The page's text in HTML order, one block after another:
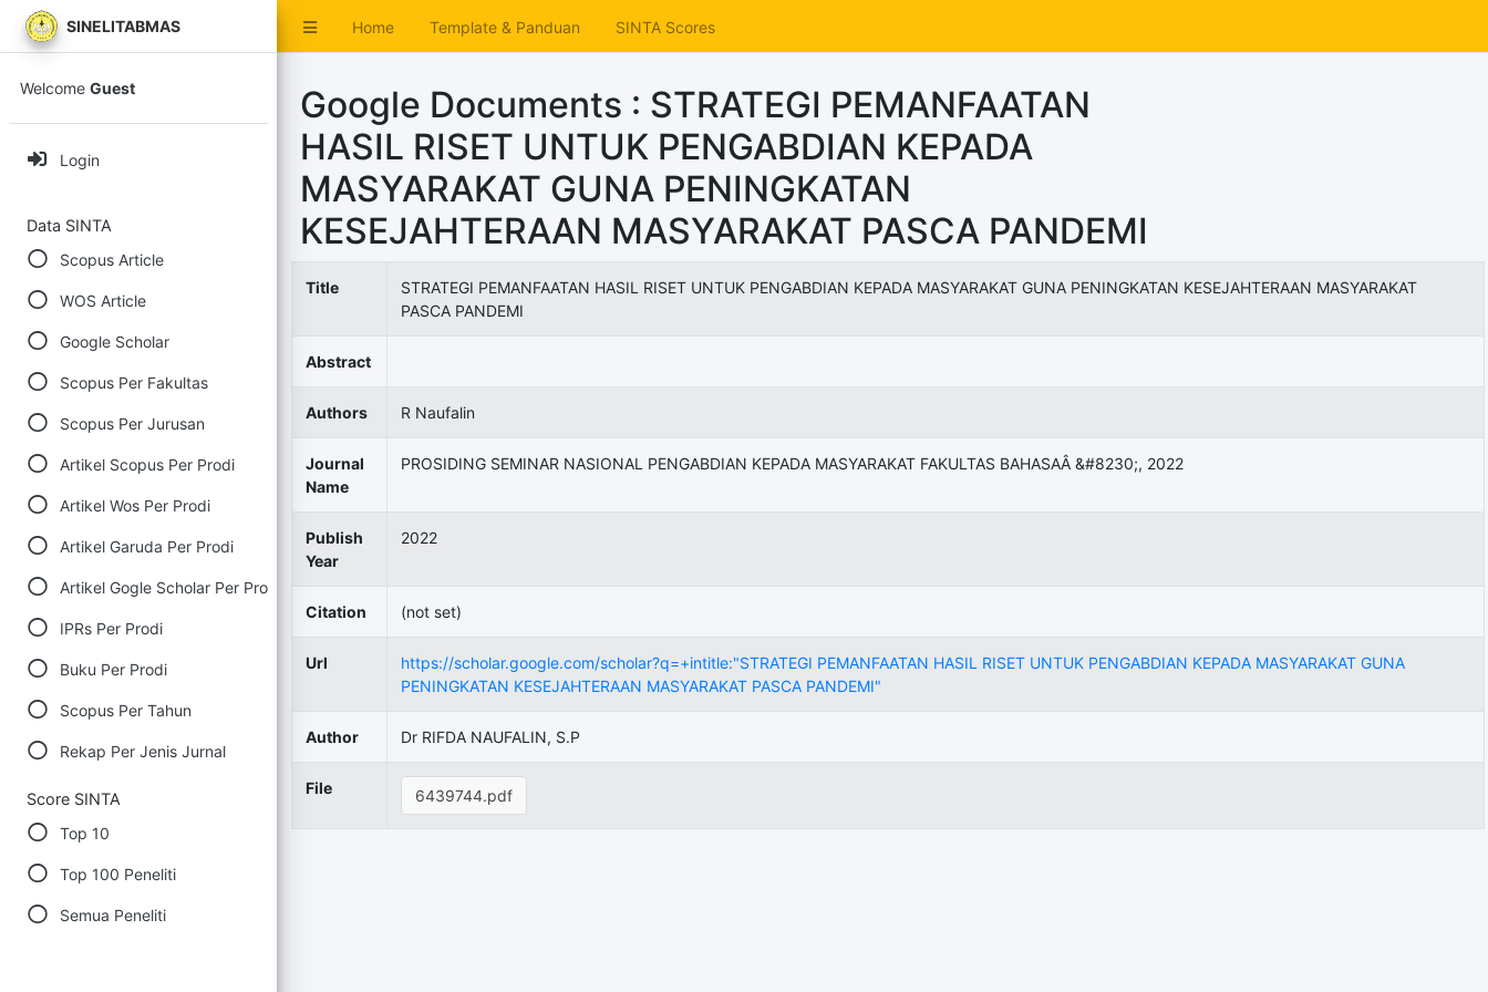
Home Template & Panduan SINTA Scores
SINELITABMAS
Welcome Guest
Login
Data SINTA
Scopus Article
WOS Article
Google Scholar
Scopus Per Fakultas
Scopus Per Jurusan
Artikel Scopus Per Prodi
Artikel Wos Per Prodi
Artikel Garuda Per Prodi
Artikel Gogle Scholar Per Prodi
IPRs Per Prodi
Buku Per Prodi
Scopus Per Tahun
Rekap Per Jenis Jurnal
Score SINTA
Top 10
Top 100 Peneliti
Semua Peneliti
Google Documents : STRATEGI PEMANFAATAN
HASIL RISET UNTUK PENGABDIAN KEPADA
MASYARAKAT GUNA PENINGKATAN
KESEJAHTERAAN MASYARAKAT PASCA PANDEMI
Title
STRATEGI PEMANFAATAN HASIL RISET UNTUK PENGABDIAN KEPADA MASYARAKAT GUNA PENINGKATAN KESEJAHTERAAN MASYARAKAT
PASCA PANDEMI
Abstract
Authors R Naufalin
Journal
Name
PROSIDING SEMINAR NASIONAL PENGABDIAN KEPADA MASYARAKAT FAKULTAS BAHASAÂ &#8230;, 2022
Publish
Year
2022
Citation (not set)
Url
https://scholar.google.com/scholar?q=+intitle:"STRATEGI PEMANFAATAN HASIL RISET UNTUK PENGABDIAN KEPADA MASYARAKAT GUNA
PENINGKATAN KESEJAHTERAAN MASYARAKAT PASCA PANDEMI"
Author Dr RIFDA NAUFALIN, S.P
File 6439744.pdf